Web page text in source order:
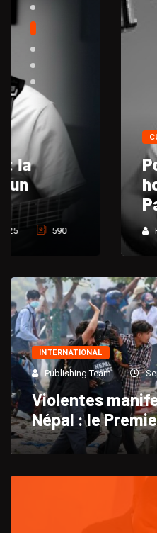
CULTURE
Portrait
hommage à
Pasquet
Publishing Team
INTERNATIONAL
Publishing Team
Violentes
Népal : le